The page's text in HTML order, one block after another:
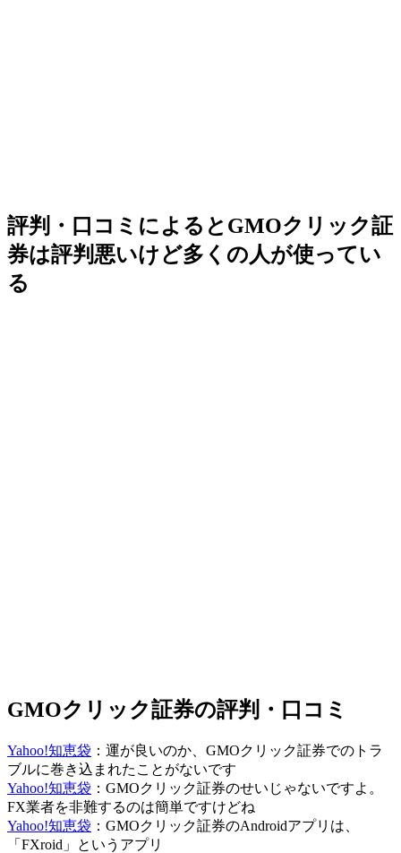
評判・口コミによるとGMOクリック証
券は評判悪いけど多くの人が使ってい
る
GMOクリック証券の評判・口コミ
Yahoo!知恵袋 ：運が良いのか、GMOクリック証券でのトラ
ブルに巻き込まれたことがないです
Yahoo!知恵袋 ：GMOクリック証券のせいじゃないですよ。
FX業者を非難するのは簡単ですけどね
Yahoo!知恵袋 ：GMOクリック証券のAndroidアプリは、
「FXroid」というアプリ